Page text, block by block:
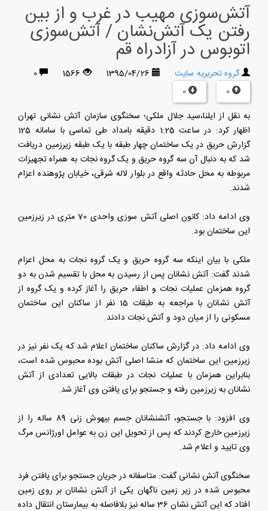
آتش‌‌سوزی مهیب در غرب و از بین
رفتن یک آتش‌نشان / آتش‌سوزی
اتوبوس در آزادراه قم
گروه تحریریه سایت 1395/04/26
1566
0
0
0
به نقل از ایلنا،سید جلال ملکی؛ سخنگوی سازمان آتش نشانی تهران
اظهار کرد: در ساعت 1:25 دقیقه بامداد طی تماسی با سامانه 125
گزارش حریق در یک ساختمان چهار طبقه با یک طبقه زیرزمین دریافت
شد که به دنبال آن سه گروه حریق و یک گروه نجات به همراه تجهیزات
مربوطه به محل حادثه واقع در بلوار لاله شرقی، خیابان پژوهنده اعزام
شدند.
وی ادامه داد: کانون اصلی آتش سوزی واحدی 70 متری در زیرزمین
این ساختمان بود.
ملکی با بیان اینکه سه گروه حریق و یک گروه نجات به محل اعزام
شدند گفت: آتش نشانان پس از رسیدن به محل با تقسیم شدن به دو
گروه همزمان عملیات نجات و اطفاء حریق را آغاز کرده و یک گروه از
آتش نشانان با مراجعه به طبقات 15 نفر از ساکنان این ساختمان
مسکونی را از میان دود و آتش نجات دادند.
وی ادامه داد: در گزارش‌ ساکنان ساختمان اعلام شد که یک نفر نیز در
زیرزمین این ساختمان که منشا اصلی آتش بوده محبوس شده است،
بنابراین همزمان با عملیات نجات در طبقات بالایی تعدادی از آتش
نشانان به زیرزمین رفته و جستجو برای یافتن وی آغاز شد.
وی افزود: با جستجو، آتشنشانان جسم بیهوش زنی 89 ساله را از
زیرزمین خارج کردند که پس از تحویل این زن به عوامل اورژانس مرگ
وی تایید و اعلام شد.
سخنگوی آتش نشانی گفت: متاسفانه در جریان جستجو برای یافتن فرد
محبوس شده در زیر زمین ناگهان یکی از آتش نشانان بر روی زمین
افتاد که این آتش نشان 36 ساله نیز بلافاصله به بیمارستان انتقال داده